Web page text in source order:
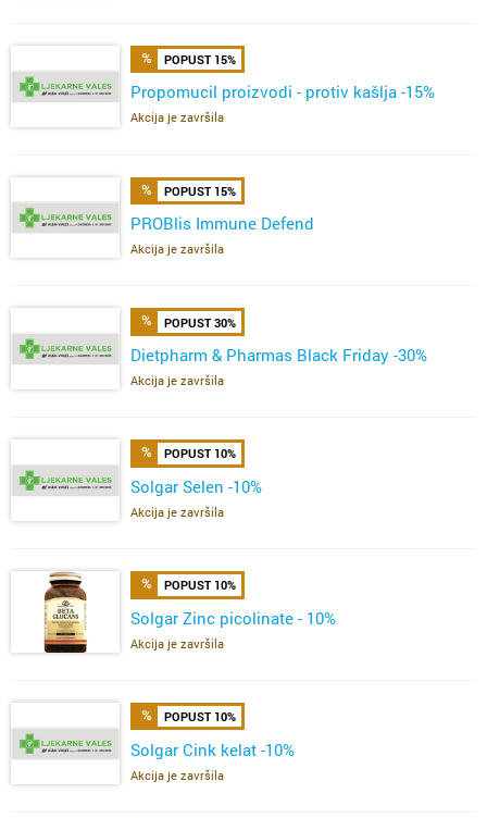
POPUST 15%
Propomucil proizvodi - protiv kašlja -15%
Akcija je završila
POPUST 15%
PROBlis Immune Defend
Akcija je završila
POPUST 30%
Dietpharm & Pharmas Black Friday -30%
Akcija je završila
POPUST 10%
Solgar Selen -10%
Akcija je završila
POPUST 10%
Solgar Zinc picolinate - 10%
Akcija je završila
POPUST 10%
Solgar Cink kelat -10%
Akcija je završila